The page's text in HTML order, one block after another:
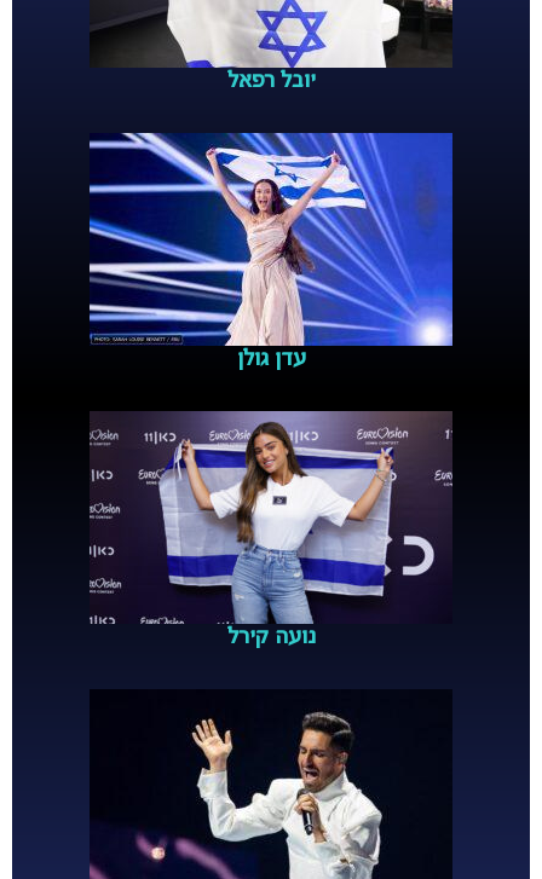
יובל רפאל
עדן גולן
נועה קירל